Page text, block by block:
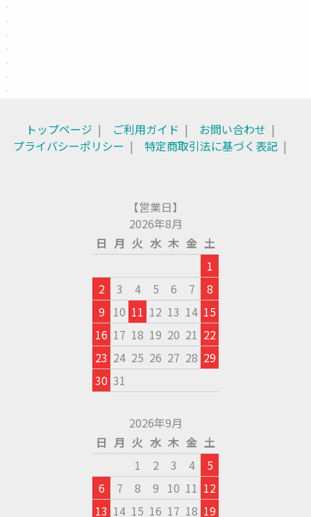
トップページ ご利用ガイド
お問い合わせ
プライバシーポリシー
特定商取引法に基づく表記
【営業日】
2026年8月
日 月 火 水 木 金 土
1
2
3 4 5 6 7
8
9 10 11 12 13 14 15
16 17 18 19 20 21 22
23 24 25 26 27 28 29
30 31
2026年9月
日 月 火 水 木 金 土
1
2 3 4
5
6
7 8 9 10 11 12
13 14 15 16 17 18 19